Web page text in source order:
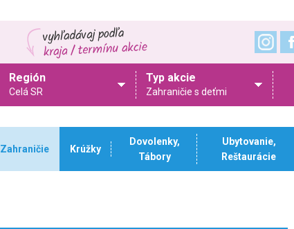
Región
Celá SR
Typ akcie
Zahraničie s deťmi
Zahraničie Krúžky
Dovolenky,
Tábory
Ubytovanie,
Reštaurácie